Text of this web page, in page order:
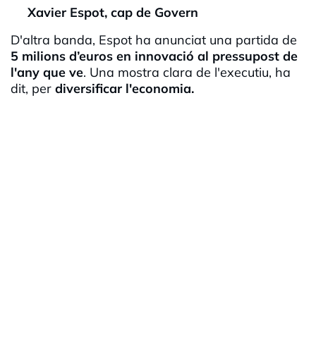
Xavier Espot, cap de Govern
D'altra banda, Espot ha anunciat una partida de
5 milions d’euros en innovació al pressupost de
l'any que ve. Una mostra clara de l'executiu, ha
dit, per diversificar l'economia.